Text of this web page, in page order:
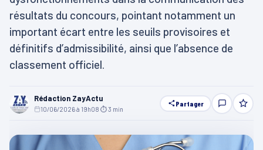
résultats du concours, pointant notamment un
important écart entre les seuils provisoires et
définitifs d’admissibilité, ainsi que l’absence de
classement officiel.
Rédaction ZayActu
10/06/2026 à 19h08 ⏱ 3 min
Partager